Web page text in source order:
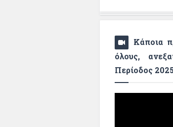
Κάποια
όλους,
Περίοδος